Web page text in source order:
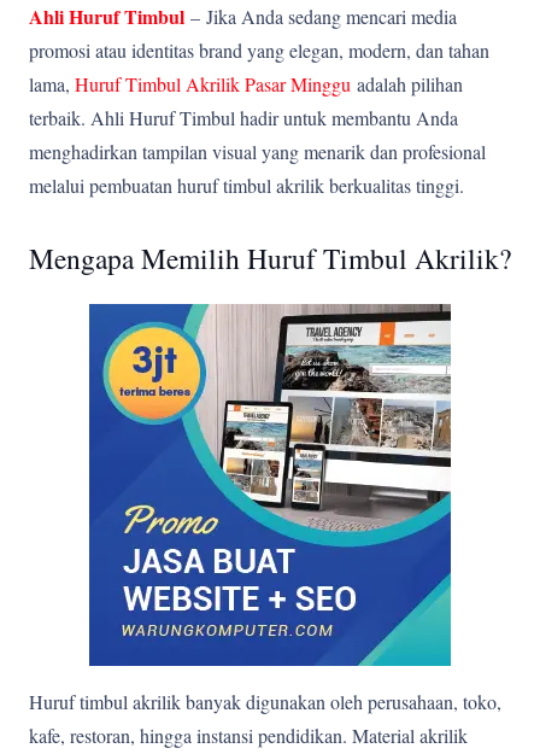
Ahli Huruf Timbul – Jika Anda sedang mencari media
promosi atau identitas brand yang elegan, modern, dan tahan
lama, Huruf Timbul Akrilik Pasar Minggu adalah pilihan
terbaik. Ahli Huruf Timbul hadir untuk membantu Anda
menghadirkan tampilan visual yang menarik dan profesional
melalui pembuatan huruf timbul akrilik berkualitas tinggi.
Mengapa Memilih Huruf Timbul Akrilik?
Huruf timbul akrilik banyak digunakan oleh perusahaan, toko,
kafe, restoran, hingga instansi pendidikan. Material akrilik